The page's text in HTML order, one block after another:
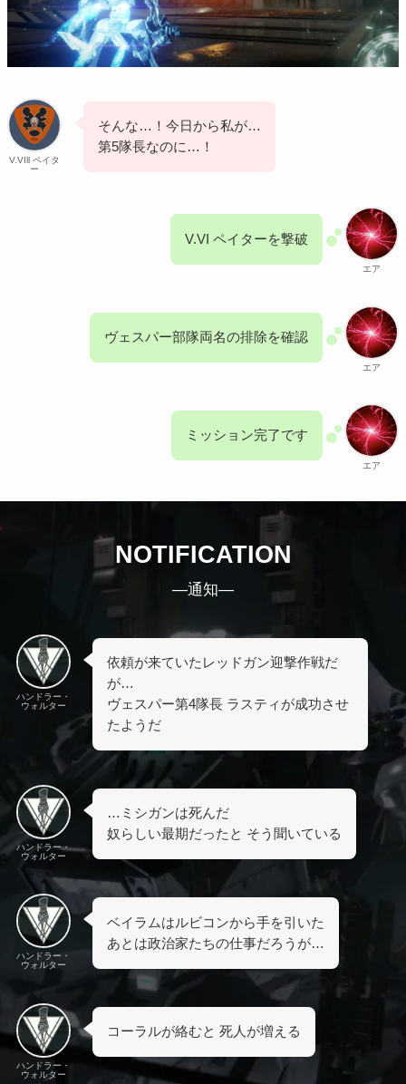
V.VIll ペイタ
ー
そんな…！今日から私が…
第5隊長なのに…！
エア
V.VI ペイターを撃破
エア
ヴェスパー部隊両名の排除を確認
エア
ミッション完了です
NOTIFICATION
―通知―
ハンドラー・
ウォルター
依頼が来ていたレッドガン迎撃作戦だ
が…
ヴェスパー第4隊長 ラスティが成功させ
たようだ
ハンドラー・
ウォルター
…ミシガンは死んだ
奴らしい最期だったと そう聞いている
ハンドラー・
ウォルター
ベイラムはルビコンから手を引いた
あとは政治家たちの仕事だろうが…
ハンドラー・
ウォルター
コーラルが絡むと 死人が増える